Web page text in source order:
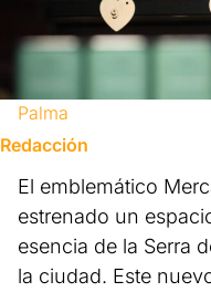
Palma
Redacción
El emblemático
estrenado un
esencia de la Serra
la ciudad. Este